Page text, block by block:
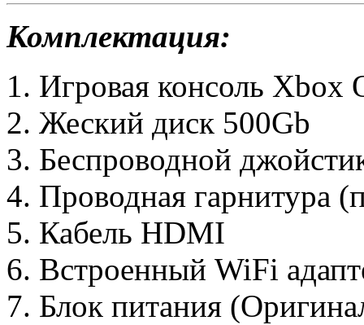
Комплектация:
Игровая консоль Xbox
Жеский диск 500Gb
Беспроводной
Проводная гарнитура
Кабель HDMI
Встроенный WiFi
Блок питания